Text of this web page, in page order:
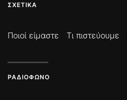
ΣΧΕΤΙΚΆ
Ποιοί είμαστε Τι πιστεύουμε
ΡΑΔΙΌΦΩΝΟ